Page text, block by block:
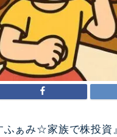
ふぁみ☆家族で株投資